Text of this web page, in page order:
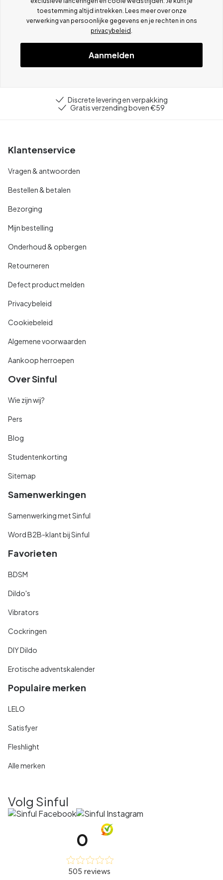
toestemming altijd intrekken. Lees meer over onze
verwerking van persoonlijke gegevens en je rechten in ons
privacybeleid
Aanmelden
Discrete levering en verpakking
Gratis verzending boven €59
Klantenservice
Vragen & antwoorden
Bestellen & betalen
Bezorging
Mijn bestelling
Onderhoud & opbergen
Retourneren
Defect product melden
Privacybeleid
Cookiebeleid
Algemene voorwaarden
Aankoop herroepen
Over Sinful
Wie zijn wij?
Pers
Blog
Studentenkorting
Sitemap
Samenwerkingen
Samenwerking met Sinful
Word B2B-klant bij Sinful
Favorieten
BDSM
Dildo's
Vibrators
Cockringen
DIY Dildo
Erotische adventskalender
Populaire merken
LELO
Satisfyer
Fleshlight
Alle merken
Volg Sinful